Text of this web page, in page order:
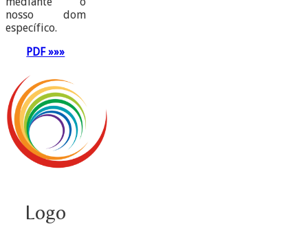
nosso dom
específico.
PDF »»»
Logo